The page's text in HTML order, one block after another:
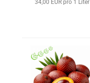
34,00 EUR pro 1 Liter